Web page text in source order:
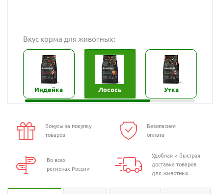
Вкус корма для животных:
Индейка Лосось Утка
Бонусы за покупку
товаров
Безопасная
оплата
Во всех
регионах России
Удобная и быстрая
доставка товаров
для животных